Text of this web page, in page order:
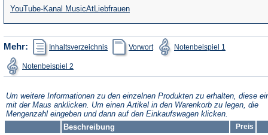
in
einem
neuen
Tab)
YouTube-Kanal MusicAtLiebfrauen(Öffnet
in
einem
neuen
Mehr: Inhaltsverzeichnis
(Öffnet
in
einem
Tab)
Vorwort
(Öffnet
in
einem
Tab)
Notenbeispiel 1in
Tab)
Notenbeispiel 2in
einem
Tab)
Um weitere Informationen zu den einzelnen Produkten zu erhalten, diese
mit der Maus anklicken. Um einen Artikel in den Warenkorb zu legen, die
Mengenzahl eingeben und dann auf den Einkaufswagen klicken.
Beschreibung
Preis